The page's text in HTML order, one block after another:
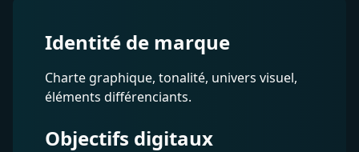
Identité de marque
Charte graphique, tonalité, univers visuel,
éléments différenciants.
Objectifs digitaux